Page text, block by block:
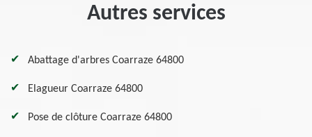
Autres services
Abattage d'arbres Coarraze 64800
Elagueur Coarraze 64800
Pose de clôture Coarraze 64800